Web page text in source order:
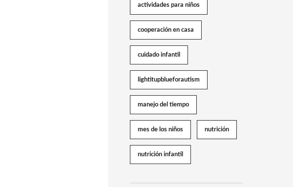
actividades para niños
cooperación en casa
cuidado infantil
lightitupblueforautism
manejo del tiempo
mes de los niños nutrición
nutrición infantil